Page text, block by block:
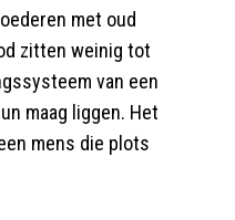
met oud
zitten weinig tot
van een
maag liggen. Het
mens die plots